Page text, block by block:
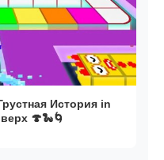
История in
🍄🐍🌀